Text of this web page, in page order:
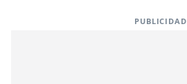
PUBLICIDAD